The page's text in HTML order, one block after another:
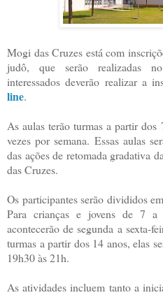
Mogi das Cruzes está com
judô, que serão realizadas
interessados deverão realizar a
line.
As aulas terão turmas a partir
vezes por semana. Essas aulas
das ações de retomada gradativa
das Cruzes.
Os participantes serão divididos
Para crianças e jovens de 7
acontecerão de segunda a sexta-
turmas a partir dos 14 anos, elas
19h30 às 21h.
As atividades incluem tanto a